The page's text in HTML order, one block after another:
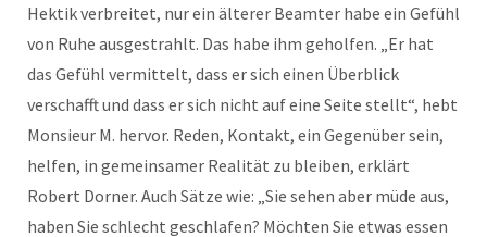
Hektik verbreitet, nur ein älterer Beamter habe ein Gefühl
von Ruhe ausgestrahlt. Das habe ihm geholfen. „Er hat
das Gefühl vermittelt, dass er sich einen Überblick
verschafft und dass er sich nicht auf eine Seite stellt“, hebt
Monsieur M. hervor. Reden, Kontakt, ein Gegenüber sein,
helfen, in gemeinsamer Realität zu bleiben, erklärt
Robert Dorner. Auch Sätze wie: „Sie sehen aber müde aus,
haben Sie schlecht geschlafen? Möchten Sie etwas essen